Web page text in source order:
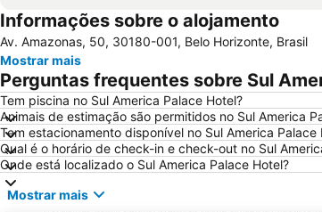
Informações sobre o alojamento
Av. Amazonas, 50, 30180-001, Belo Horizonte, Brasil
Mostrar mais
Perguntas frequentes sobre Sul
Tem piscina no Sul America Palace Hotel?
Animais de estimação são permitidos no Sul America
Tem estacionamento disponível no Sul America Palace
Qual é o horário de check-in e check-out no Sul
Onde está localizado o Sul America Palace Hotel?
Mostrar mais